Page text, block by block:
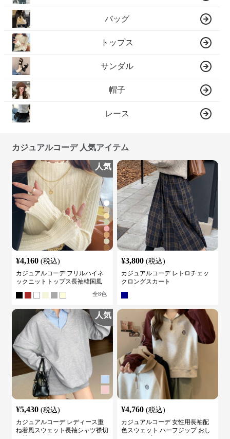
バッグ
トップス
サンダル
帽子
レース
カジュアルコーデ 人気アイテム
人気
¥4,160 (税込)
カジュアルコーデ フリルハイネ
ックニットトップス長袖韓国風
全8色
¥3,800 (税込)
カジュアルコーデ レトロチェッ
クロングスカート
人気
¥5,430 (税込)
カジュアルコーデ レディース重
ね着風スウェット長袖シャツ襟切
¥4,760 (税込)
カジュアルコーデ 女性用長袖配
色スウェット ハーフジップ おし